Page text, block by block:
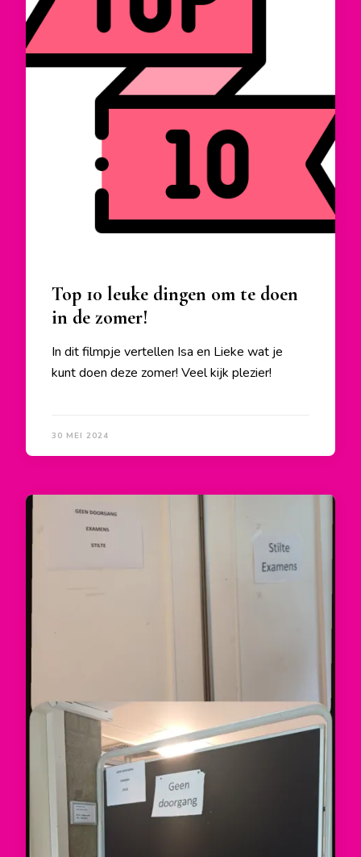
Top 10 leuke dingen om te doen
in de zomer!
In dit filmpje vertellen Isa en Lieke wat je
kunt doen deze zomer! Veel kijk plezier!
30 MEI 2024